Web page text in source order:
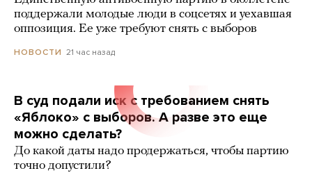
поддержали молодые люди в соцсетях и уехавшая
оппозиция. Ее уже требуют снять с выборов
НОВОСТИ 21 час назад
В суд подали иск с требованием снять
«Яблоко» с выборов. А разве это еще
можно сделать?
До какой даты надо продержаться, чтобы партию
точно допустили?